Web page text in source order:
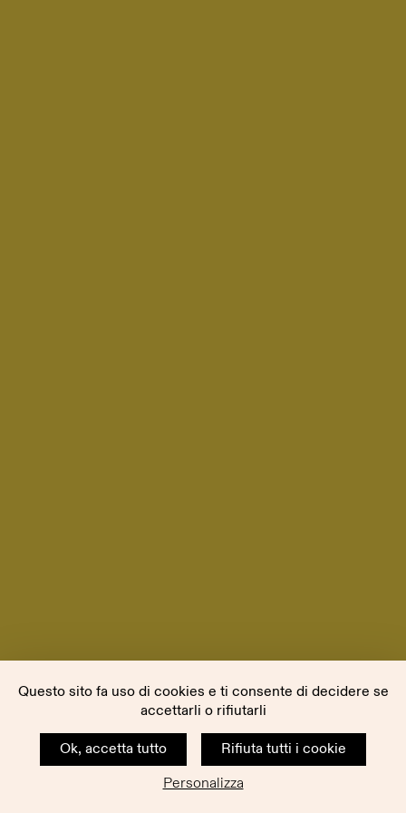
Questo sito fa uso di cookies e ti consente di decidere se
accettarli o rifiutarli
Ok, accetta tutto
Rifiuta tutti i cookie
Personalizza